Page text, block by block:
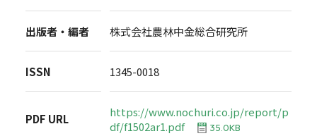
出版者・編者 株式会社農林中金総合研究所
ISSN 1345-0018
PDF URL
https://www.nochuri.co.jp/report/p
df/f1502ar1.pdf
35.0KB